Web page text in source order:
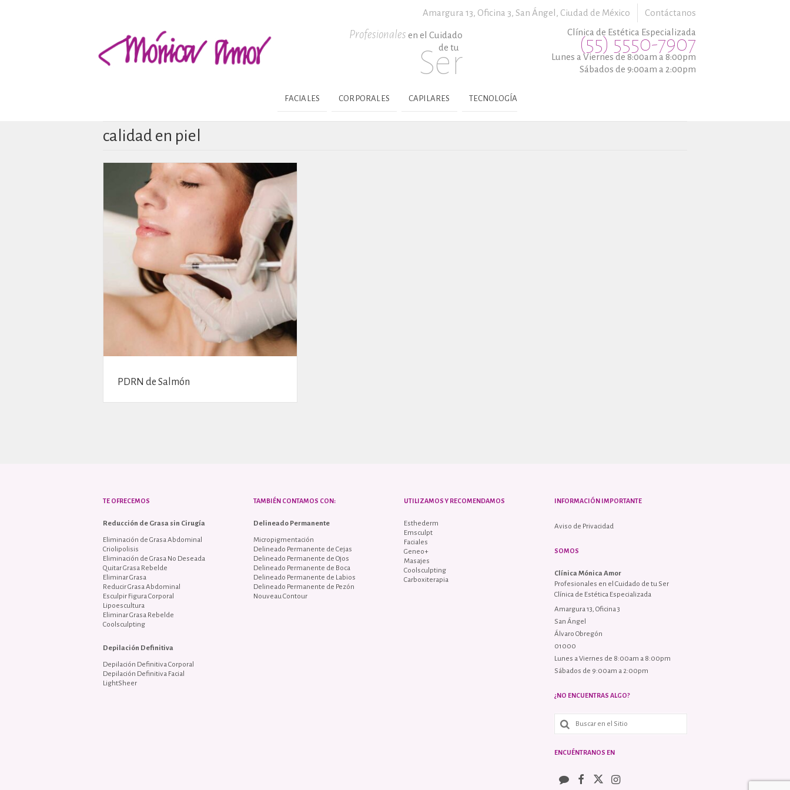
Contáctanos
Amargura 13, Oficina 3, San Ángel, Ciudad de México
Profesionales en el Cuidado
de tu
Ser
Clínica de Estética Especializada
(55) 5550-7907
Lunes a Viernes de 8:00am a 8:00pm
Sábados de 9:00am a 2:00pm
FACIALES CORPORALES CAPILARES TECNOLOGÍA
calidad en piel
PDRN de Salmón
TE OFRECEMOS
Reducción de Grasa sin Cirugía
Eliminación de Grasa Abdominal
Criolipolisis
Eliminación de Grasa No Deseada
Quitar Grasa Rebelde
Eliminar Grasa
Reducir Grasa Abdominal
Esculpir Figura Corporal
Lipoescultura
Eliminar Grasa Rebelde
Coolsculpting
Depilación Definitiva
Depilación Definitiva Corporal
Depilación Definitiva Facial
LightSheer
TAMBIÉN CONTAMOS CON:
Delineado Permanente
Micropigmentación
Delineado Permanente de Cejas
Delineado Permanente de Ojos
Delineado Permanente de Boca
Delineado Permanente de Labios
Delineado Permanente de Pezón
Nouveau Contour
UTILIZAMOS Y RECOMENDAMOS
Esthederm
Emsculpt
Faciales
Geneo+
Masajes
Coolsculpting
Carboxiterapia
INFORMACIÓN IMPORTANTE
Aviso de Privacidad
SOMOS
Clínica Mónica Amor
Profesionales en el Cuidado de tu Ser
Clínica de Estética Especializada
Amargura 13, Oficina 3
San Ángel
Álvaro Obregón
01000
Lunes a Viernes de 8:00am a 8:00pm
Sábados de 9:00am a 2:00pm
¿NO ENCUENTRAS ALGO?
ENCUÉNTRANOS EN